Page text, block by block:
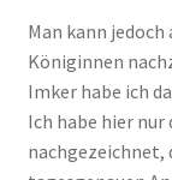
Man kann
Königinnen
Imker habe ich
Ich habe hier
nachgezeichnet,